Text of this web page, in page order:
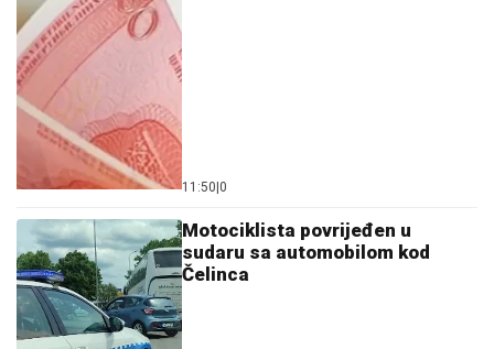
11:50 0
Motociklista povrijeđen u
sudaru sa automobilom kod
Čelinca